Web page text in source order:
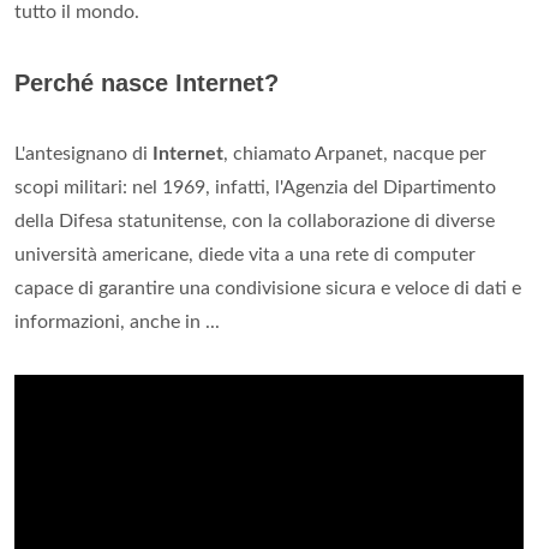
tutto il mondo.
Perché nasce Internet?
L'antesignano di Internet, chiamato Arpanet, nacque per
scopi militari: nel 1969, infatti, l'Agenzia del Dipartimento
della Difesa statunitense, con la collaborazione di diverse
università americane, diede vita a una rete di computer
capace di garantire una condivisione sicura e veloce di dati e
informazioni, anche in ...